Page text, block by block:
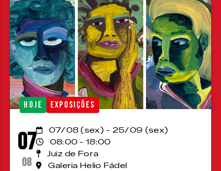
HOJE EXPOSIÇÕES
07
08
07/08 (sex) - 25/09 (sex)
08:00 - 18:00
Juiz de Fora
Galeria Helio Fádel